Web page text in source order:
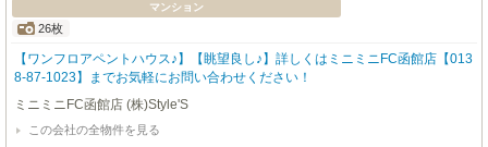
マンション
26枚
【ワンフロアペントハウス♪】【眺望良し♪】詳しくはミニミニFC函館店【013
8-87-1023】までお気軽にお問い合わせください！
ミニミニFC函館店 (株)Style'S
この会社の全物件を見る